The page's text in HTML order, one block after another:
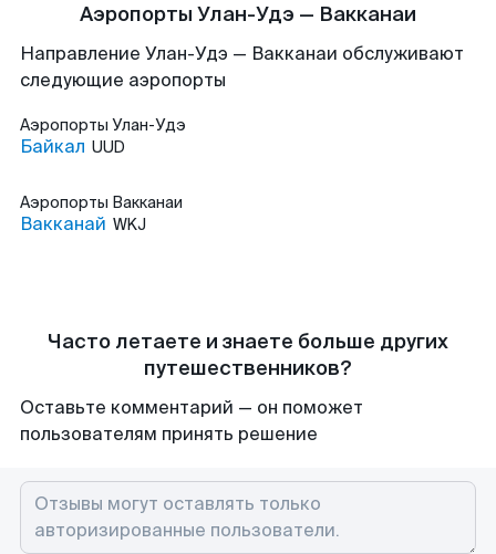
Аэропорты Улан-Удэ — Вакканаи
Направление Улан-Удэ — Вакканаи обслуживают
следующие аэропорты
Аэропорты Улан-Удэ
Байкал UUD
Аэропорты Вакканаи
Вакканай WKJ
Часто летаете и знаете больше других
путешественников?
Оставьте комментарий — он поможет
пользователям принять решение